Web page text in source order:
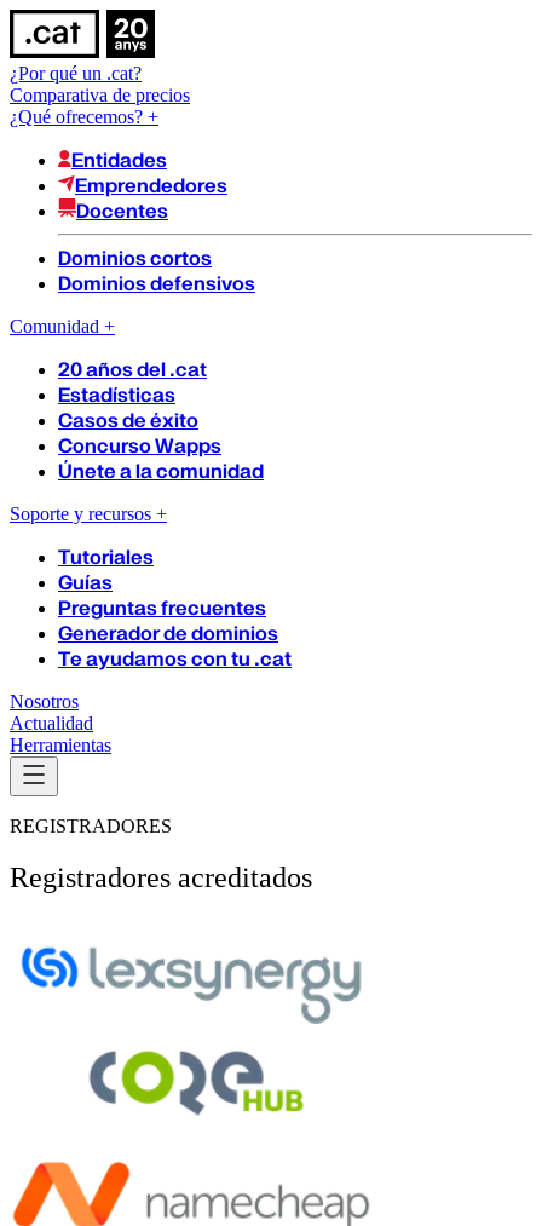
¿Por qué un .cat?
Comparativa de precios
¿Qué ofrecemos? +
Entidades
Emprendedores
Docentes
Dominios cortos
Dominios defensivos
Comunidad +
20 años del .cat
Estadísticas
Casos de éxito
Concurso Wapps
Únete a la comunidad
Soporte y recursos +
Tutoriales
Guías
Preguntas frecuentes
Generador de dominios
Te ayudamos con tu .cat
Nosotros
Actualidad
Herramientas
REGISTRADORES
Registradores acreditados